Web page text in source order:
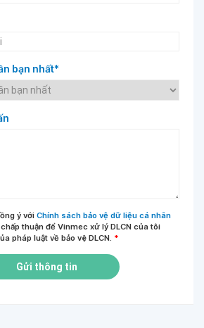
bạn nhất*
ý với Chính sách bảo vệ dữ liệu cá nhân
thuận để Vinmec xử lý DLCN của tôi
pháp luật về bảo vệ DLCN. *
Gửi thông tin